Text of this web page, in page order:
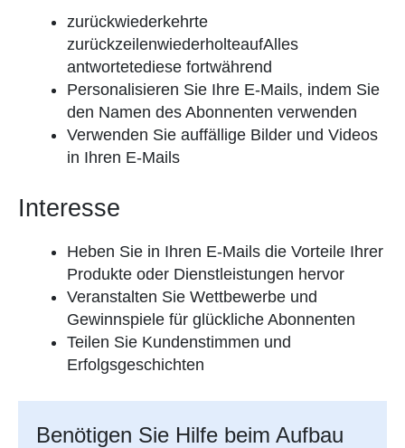
zurückwiederkehrte
zurückzeilenwiederholteaufAlles
antwortetediese fortwährend
Personalisieren Sie Ihre E-Mails, indem Sie
den Namen des Abonnenten verwenden
Verwenden Sie auffällige Bilder und Videos
in Ihren E-Mails
Interesse
Heben Sie in Ihren E-Mails die Vorteile Ihrer
Produkte oder Dienstleistungen hervor
Veranstalten Sie Wettbewerbe und
Gewinnspiele für glückliche Abonnenten
Teilen Sie Kundenstimmen und
Erfolgsgeschichten
Benötigen Sie Hilfe beim Aufbau